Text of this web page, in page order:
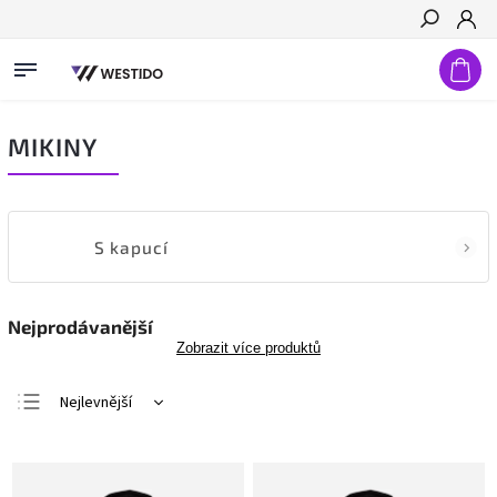
Hledat
MIKINY
S kapucí
Nejprodávanější
Zobrazit více produktů
Nejlevnější